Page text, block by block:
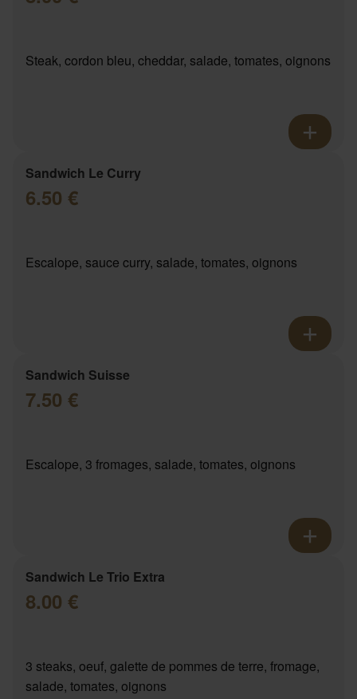
Steak, cordon bleu, cheddar, salade, tomates, oignons
Sandwich Le Curry
6.50 €
Escalope, sauce curry, salade, tomates, oignons
Sandwich Suisse
7.50 €
Escalope, 3 fromages, salade, tomates, oignons
Sandwich Le Trio Extra
8.00 €
3 steaks, oeuf, galette de pommes de terre, fromage,
salade, tomates, oignons